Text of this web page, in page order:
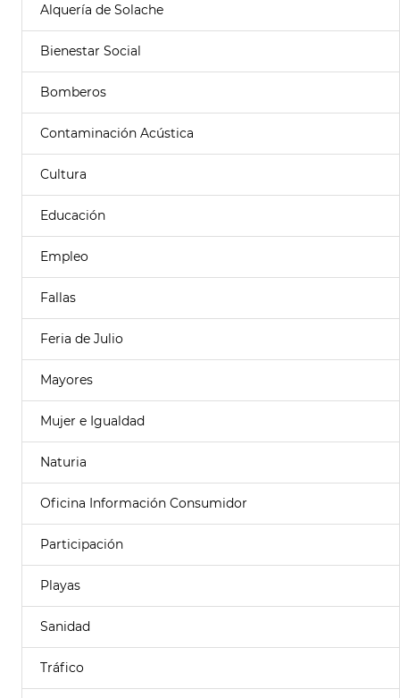
Alquería de Solache
Bienestar Social
Bomberos
Contaminación Acústica
Cultura
Educación
Empleo
Fallas
Feria de Julio
Mayores
Mujer e Igualdad
Naturia
Oficina Información Consumidor
Participación
Playas
Sanidad
Tráfico